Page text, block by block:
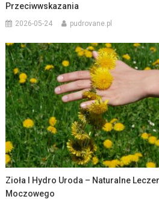
Przeciwwskazania
2026-05-24 pudrovane.pl
Zioła I Hydro Uroda – Naturalne
Moczowego